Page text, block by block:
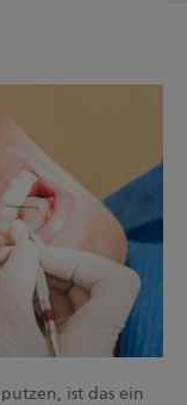
ist das ein